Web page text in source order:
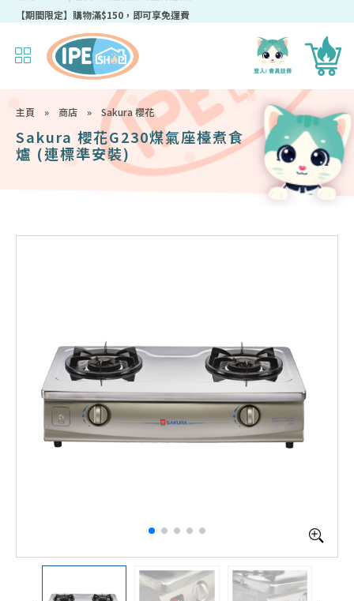
成為IPEshop會員，新會員即可獲得迎新$50購物優惠碼！
主頁 » 商店 » Sakura 櫻花
Sakura 櫻花G230煤氣座檯煮食
爐 (連標準安裝)